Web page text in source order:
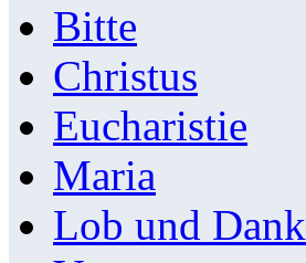
Bitte
Christus
Eucharistie
Maria
Lob und Dank